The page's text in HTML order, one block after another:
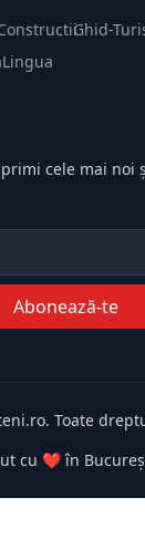
·Ghid-
cele mai noi
Abonează-te
Toate
cu ❤️ în